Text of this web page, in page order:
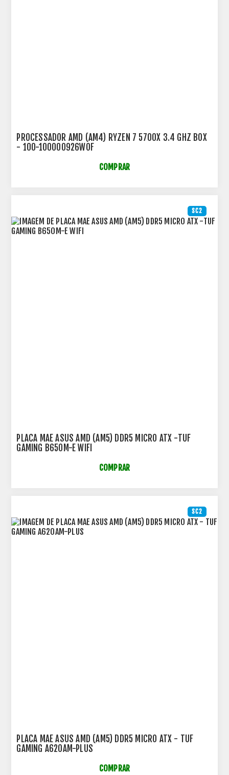
PROCESSADOR AMD (AM4) RYZEN 7 5700X 3.4 GHZ BOX
- 100-100000926WOF
COMPRAR
SC2
PLACA MAE ASUS AMD (AM5) DDR5 MICRO ATX -TUF
GAMING B650M-E WIFI
COMPRAR
SC2
PLACA MAE ASUS AMD (AM5) DDR5 MICRO ATX - TUF
GAMING A620AM-PLUS
COMPRAR